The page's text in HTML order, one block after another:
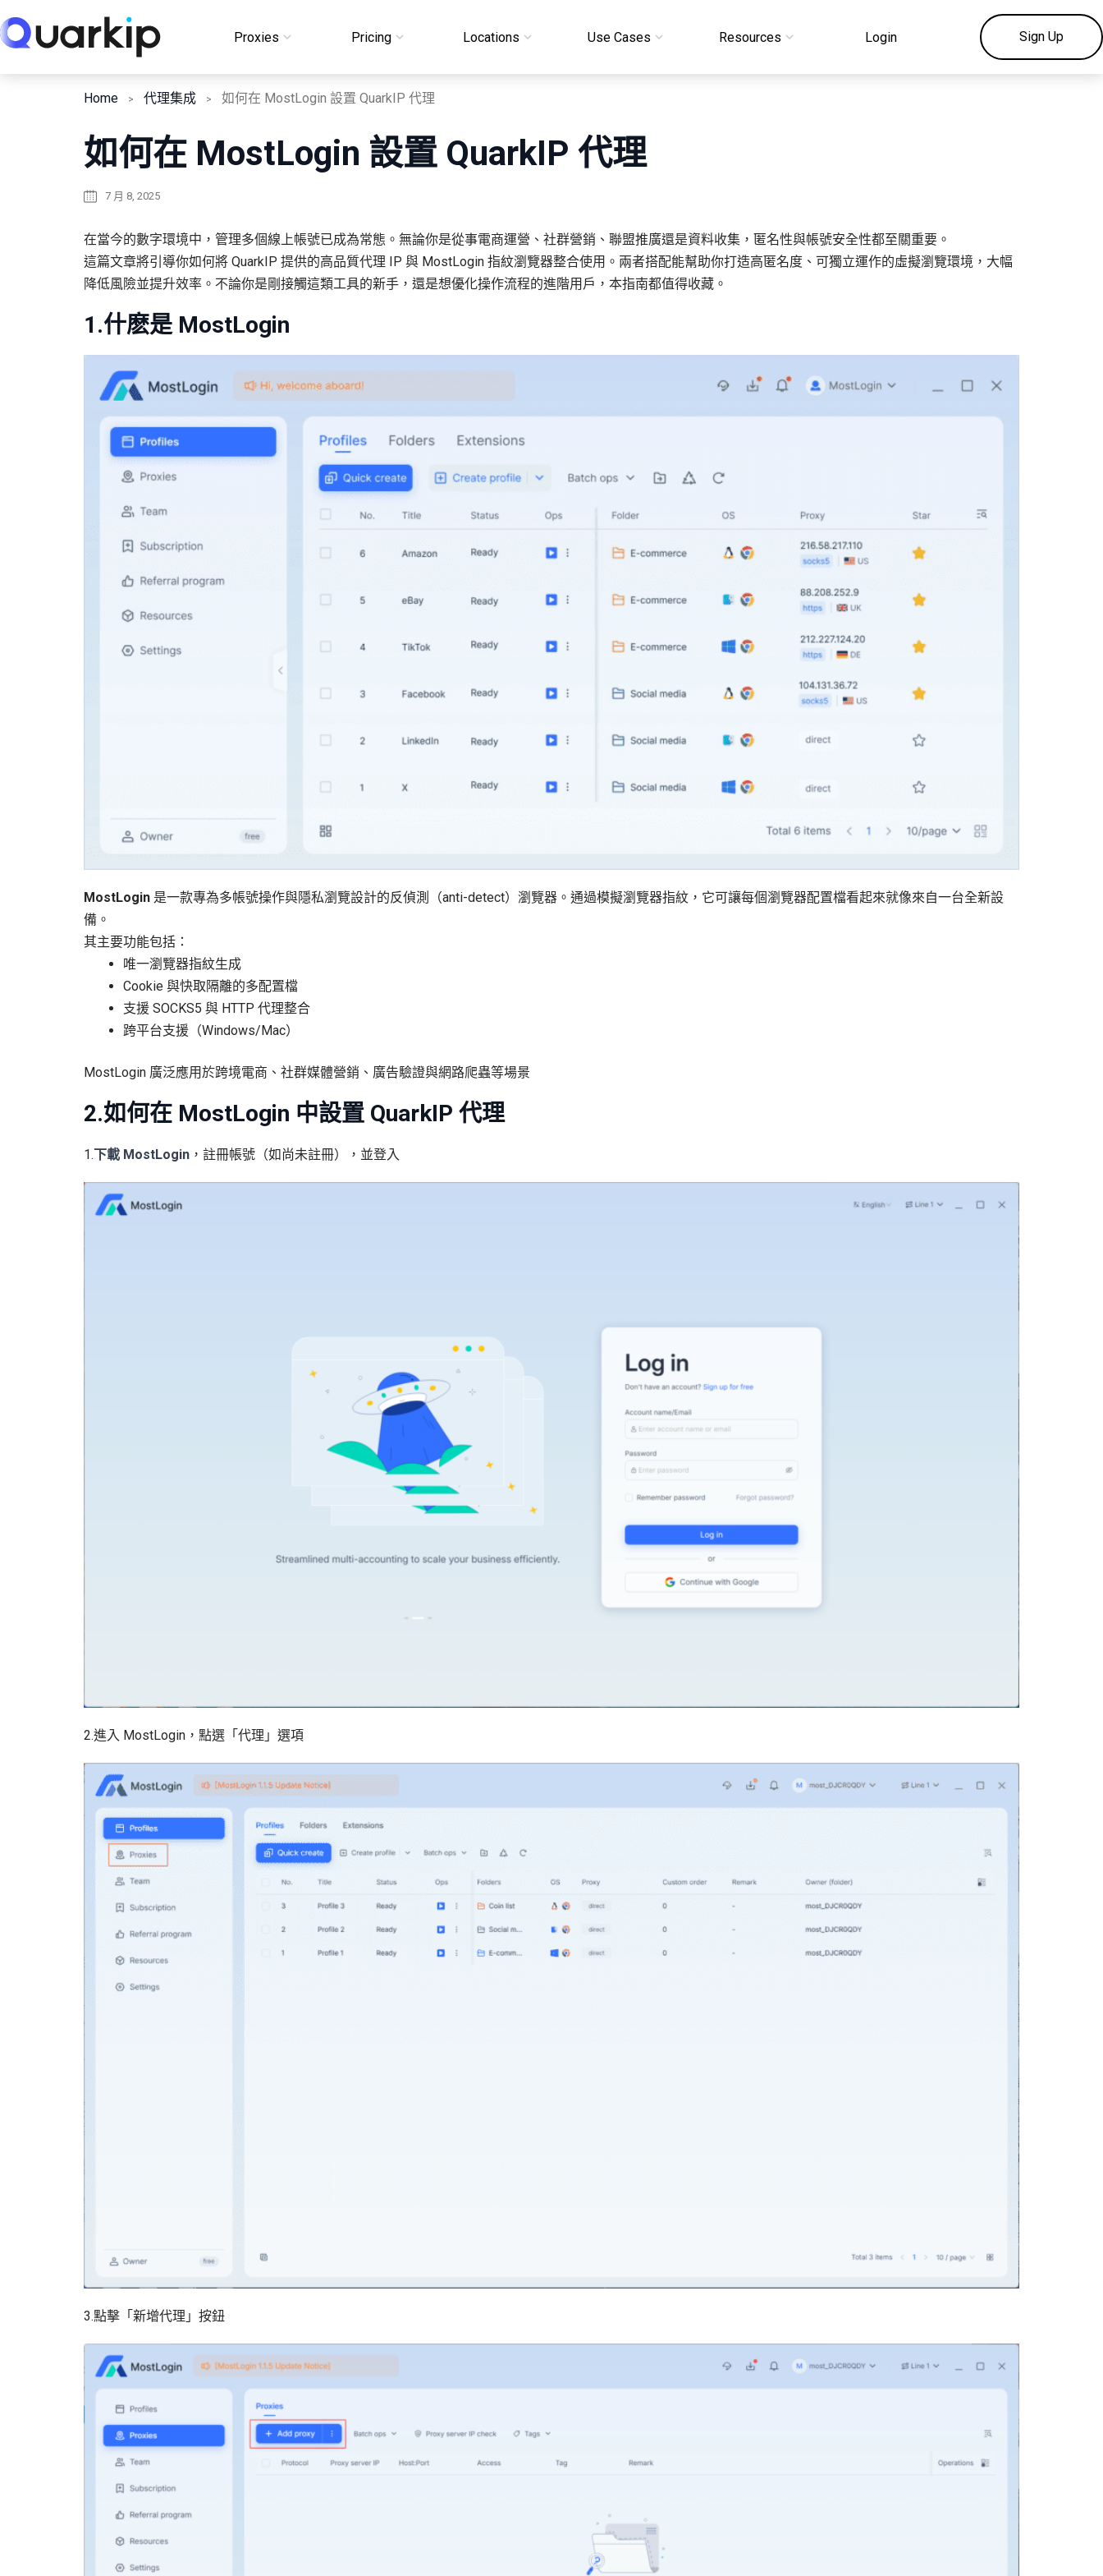
to
Proxies Pricing Locations Use Cases Resources Login
Sign Up
Login
Home 代理集成 如何在 MostLogin 設置 QuarkIP 代理
如何在 MostLogin 設置 QuarkIP 代理
7 月 8, 2025
在當今的數字環境中，管理多個線上帳號已成為常態。無論你是從事電商運營、社群營銷、聯盟推廣還是資料收集，匿名性與帳號安全性都至關重要。
這篇文章將引導你如何將 QuarkIP 提供的高品質代理 IP 與 MostLogin 指紋瀏覽器整合使用。兩者搭配能幫助你打造高匿名度、可獨立運作的虛擬瀏覽環境，大幅
降低風險並提升效率。不論你是剛接觸這類工具的新手，還是想優化操作流程的進階用戶，本指南都值得收藏。
1.什麽是 MostLogin
MostLogin 是一款專為多帳號操作與隱私瀏覽設計的反偵測（anti-detect）瀏覽器。通過模擬瀏覽器指紋，它可讓每個瀏覽器配置檔看起來就像來自一台全新設
備。
其主要功能包括：
唯一瀏覽器指紋生成
Cookie 與快取隔離的多配置檔
支援 SOCKS5 與 HTTP 代理整合
跨平台支援（Windows/Mac）
MostLogin 廣泛應用於跨境電商、社群媒體營銷、廣告驗證與網路爬蟲等場景
2.如何在 MostLogin 中設置 QuarkIP 代理
1.下載 MostLogin ，註冊帳號（如尚未註冊），並登入
2.進入 MostLogin，點選「代理」選項
3.點擊「新增代理」按鈕